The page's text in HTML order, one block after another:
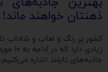
ذهنتان خواهند ماند!
کشور پر رنگ و لعاب و شاداب
زیادی
جاذبه‌های تایلند اشاره می‌کنیم: